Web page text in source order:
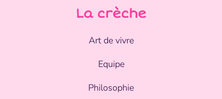
La crèche
Art de vivre
Equipe
Philosophie